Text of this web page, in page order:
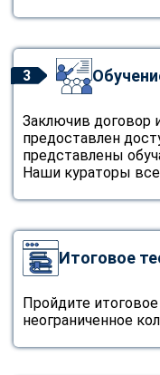
3
Заключив договор
предоставлен
представлены
Наши кураторы
Итоговое
Пройдите
неограниченное